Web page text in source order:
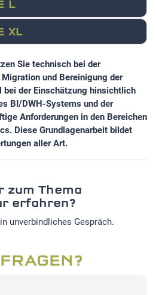
L
XL
Sie technisch bei der
und Bereinigung der
bei der Einschätzung hinsichtlich
BI/DWH-Systems und der
Anforderungen in den Bereichen
Diese Grundlagenarbeit bildet
aller Art.
zum Thema
erfahren?
unverbindliches Gespräch.